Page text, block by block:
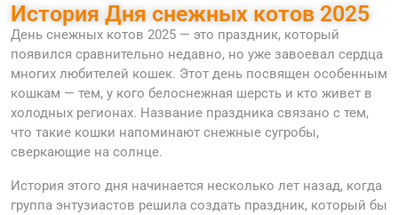
История Дня снежных котов 2025
День снежных котов 2025 — это праздник, который
появился сравнительно недавно, но уже завоевал сердца
многих любителей кошек. Этот день посвящен особенным
кошкам — тем, у кого белоснежная шерсть и кто живет в
холодных регионах. Название праздника связано с тем,
что такие кошки напоминают снежные сугробы,
сверкающие на солнце.
История этого дня начинается несколько лет назад, когда
группа энтузиастов решила создать праздник, который бы